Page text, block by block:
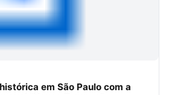
em São Paulo com a